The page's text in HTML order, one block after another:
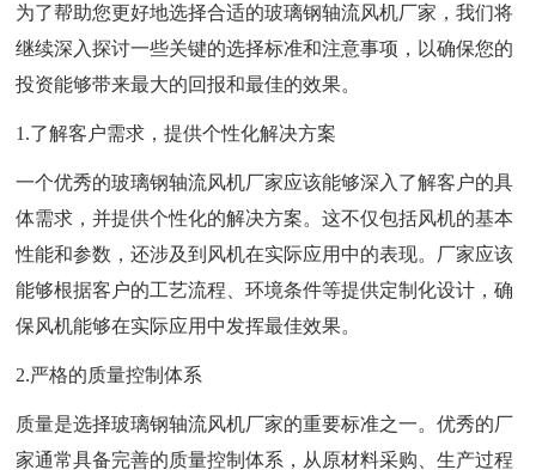
为了帮助您更好地选择合适的玻璃钢轴流风机厂家，我们将
继续深入探讨一些关键的选择标准和注意事项，以确保您的
投资能够带来最大的回报和最佳的效果。
1.了解客户需求，提供个性化解决方案
一个优秀的玻璃钢轴流风机厂家应该能够深入了解客户的具
体需求，并提供个性化的解决方案。这不仅包括风机的基本
性能和参数，还涉及到风机在实际应用中的表现。厂家应该
能够根据客户的工艺流程、环境条件等提供定制化设计，确
保风机能够在实际应用中发挥最佳效果。
2.严格的质量控制体系
质量是选择玻璃钢轴流风机厂家的重要标准之一。优秀的厂
家通常具备完善的质量控制体系，从原材料采购、生产过程